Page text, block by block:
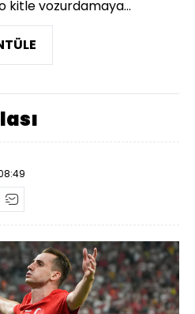
kitle vozurdamaya...